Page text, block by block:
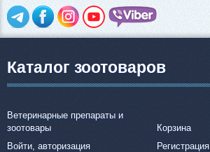
Каталог зоотоваров
Ветеринарные препараты и
зоотовары
Корзина
Войти, авторизация
Регистрация